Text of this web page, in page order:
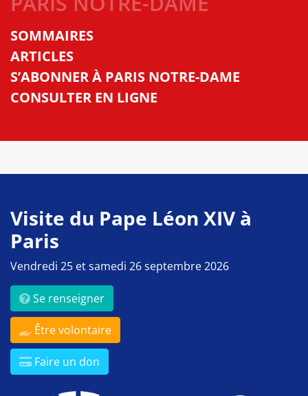
SOMMAIRES
ARTICLES
S’ABONNER À PARIS NOTRE-DAME
CONSULTER EN LIGNE
Visite du Pape Léon XIV à
Paris
Vendredi 25 et samedi 26 septembre 2026
Se renseigner
Être volontaire
Faire un don